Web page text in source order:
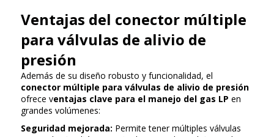
Ventajas del conector múltiple
para válvulas de alivio de
presión
Además de su diseño robusto y funcionalidad, el
conector múltiple para válvulas de alivio de presión
ofrece ventajas clave para el manejo del gas LP en
grandes volúmenes:
Seguridad mejorada: Permite tener múltiples válvulas